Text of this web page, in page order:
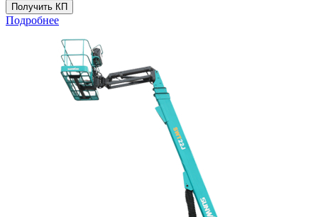
Получить КП
Подробнее